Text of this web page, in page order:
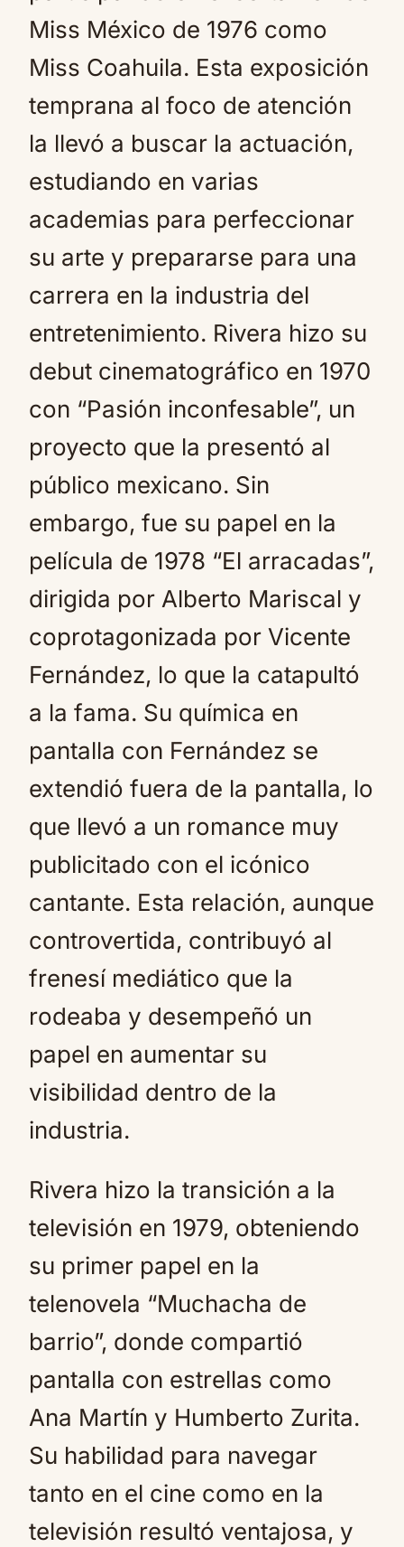
Miss México de 1976 como
Miss Coahuila. Esta exposición
temprana al foco de atención
la llevó a buscar la actuación,
estudiando en varias
academias para perfeccionar
su arte y prepararse para una
carrera en la industria del
entretenimiento. Rivera hizo su
debut cinematográfico en 1970
con “Pasión inconfesable”, un
proyecto que la presentó al
público mexicano. Sin
embargo, fue su papel en la
película de 1978 “El arracadas”,
dirigida por Alberto Mariscal y
coprotagonizada por Vicente
Fernández, lo que la catapultó
a la fama. Su química en
pantalla con Fernández se
extendió fuera de la pantalla, lo
que llevó a un romance muy
publicitado con el icónico
cantante. Esta relación, aunque
controvertida, contribuyó al
frenesí mediático que la
rodeaba y desempeñó un
papel en aumentar su
visibilidad dentro de la
industria.
Rivera hizo la transición a la
televisión en 1979, obteniendo
su primer papel en la
telenovela “Muchacha de
barrio”, donde compartió
pantalla con estrellas como
Ana Martín y Humberto Zurita.
Su habilidad para navegar
tanto en el cine como en la
televisión resultó ventajosa, y